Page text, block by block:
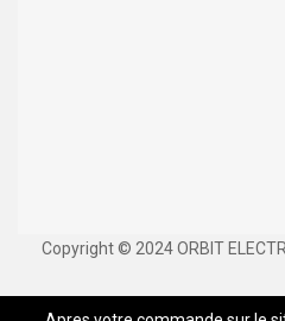
Copyright © 2024 ORBIT